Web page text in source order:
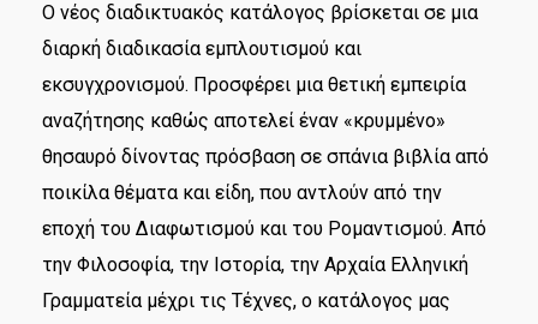
Ο νέος διαδικτυακός κατάλογος βρίσκεται σε μια
διαρκή διαδικασία εμπλουτισμού και
εκσυγχρονισμού. Προσφέρει μια θετική εμπειρία
αναζήτησης καθώς αποτελεί έναν «κρυμμένο»
θησαυρό δίνοντας πρόσβαση σε σπάνια βιβλία από
ποικίλα θέματα και είδη, που αντλούν από την
εποχή του Διαφωτισμού και του Ρομαντισμού. Από
την Φιλοσοφία, την Ιστορία, την Αρχαία Ελληνική
Γραμματεία μέχρι τις Τέχνες, ο κατάλογος μας